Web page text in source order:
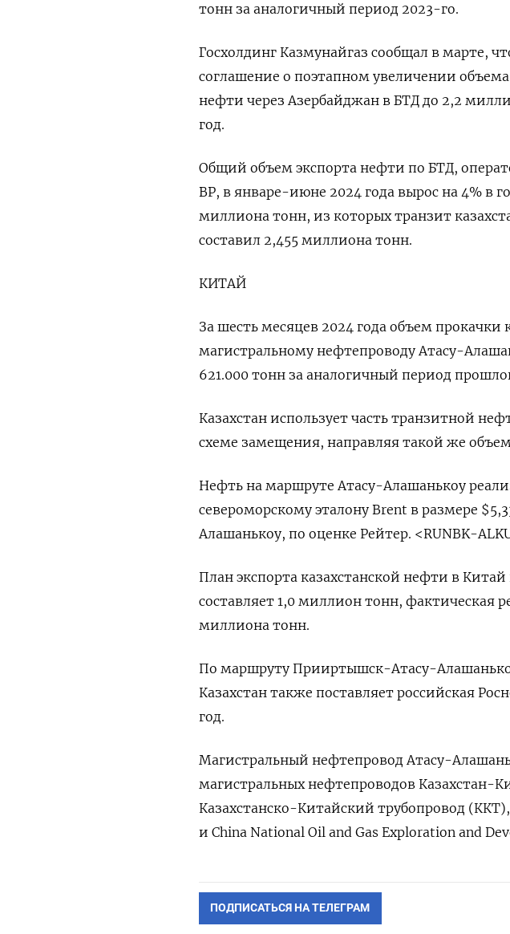
тонн за аналогичный период 2023-го.
Госхолдинг Казмунайгаз сообщал в марте,
соглашение о поэтапном увеличении
нефти через Азербайджан в БТД до 2,2
год.
Общий объем экспорта нефти по БТД,
BP, в январе-июне 2024 года вырос на 4% в
миллиона тонн, из которых транзит
составил 2,455 миллиона тонн.
КИТАЙ
За шесть месяцев 2024 года объем прокачки
магистральному нефтепроводу Атасу-
621.000 тонн за аналогичный период
Казахстан использует часть транзитной
схеме замещения, направляя такой же
Нефть на маршруте Атасу-Алашанькоу
североморскому эталону Brent в размере
Алашанькоу, по оценке Рейтер. <RUNBK-
План экспорта казахстанской нефти в
составляет 1,0 миллион тонн, фактическая
миллиона тонн.
По маршруту Прииртышск-Атасу-
Казахстан также поставляет российская
год.
Магистральный нефтепровод Атасу-
магистральных нефтепроводов
Казахстанско-Китайский трубопровод
и China National Oil and Gas Exploration and
ПОДПИСАТЬСЯ НА ТЕЛЕГРАМ